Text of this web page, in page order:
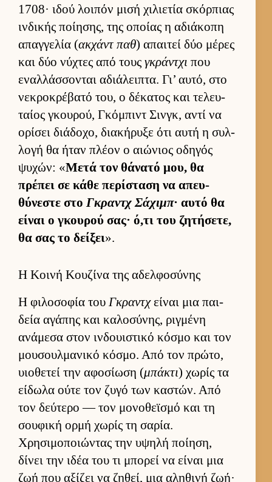
1708· ιδού λοι­πόν μισή χιλιε­τία σκόρ­πιας
ιν­δικής ποί­ησης, της οποίας η αδιάκοπη
απαγ­γελία (ακ­χάντ παθ) απαι­τεί δύο μέρες
και δύο νύχτες από τους γκράντχι που
εναλ­λάσ­σονται αδιάλει­πτα. Γι’ αυ­τό, στο
νεκροκρέβατό του, ο δέκατος και τελευ­
ταίος γκου­ρού, Γκόμπιντ Σιν­γκ, αντί να
ορίσει διάδοχο, δια­κήρυξε ότι αυτή η συλ­
λογή θα ήταν πλέον ο αιώνιος οδηγός
ψυχών: «Μετά τον θάνατό μου, θα
πρέπει σε κάθε περίσταση να απευ­
θύνεστε στοΓκραντχ Σάχιμπ· αυτό θα
εί­ναι ο γκου­ρού σας· ό,τι του ζητήσετε,
θα σας το δεί­ξει».
Η Κοινή Κουζίνα της αδελφοσύνης
Η φιλοσοφία του Γκραντχεί­ναι μια παι­
δεία αγάπης και καλοσύνης, ριγ­μένη
ανάμεσα στον ιν­δουι­στικό κόσμο και τον
μου­σουλ­μανικό κόσμο. Από τον πρώτο,
υιο­θετεί την αφοσίωση (μπάκτι) χωρίς τα
εί­δωλα ούτε τον ζυγό των καστών. Από
τον δεύ­τερο — τον μονοθεϊσμό και τη
σου­φική ορμή χωρίς τη σαρία.
Χρησιμοποιώντας την υψηλή ποί­ηση,
δίνει την ιδέα του τι μπορεί να εί­ναι μια
ζωή που αξίζει να ζηθεί, μια αληθινή ζωή·